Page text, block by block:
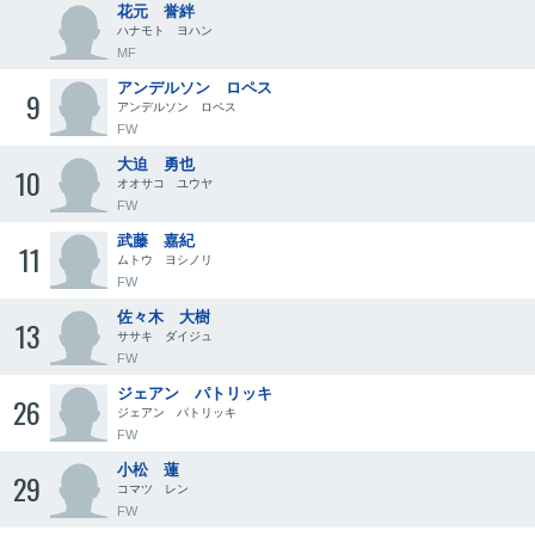
花元 誉絆
ハナモト ヨハン
MF
9 アンデルソン ロペス
アンデルソン ロペス
FW
10 大迫 勇也
オオサコ ユウヤ
FW
11 武藤 嘉紀
ムトウ ヨシノリ
FW
13 佐々木 大樹
ササキ ダイジュ
FW
26 ジェアン パトリッキ
ジェアン パトリッキ
FW
29 小松 蓮
コマツ レン
FW